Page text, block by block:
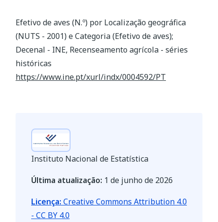
Efetivo de aves (N.º) por Localização geográfica
(NUTS - 2001) e Categoria (Efetivo de aves);
Decenal - INE, Recenseamento agrícola - séries
históricas
https://www.ine.pt/xurl/indx/0004592/PT
Instituto Nacional de Estatística
Última atualização: 1 de junho de 2026
Licença: Creative Commons Attribution 4.0
- CC BY 4.0